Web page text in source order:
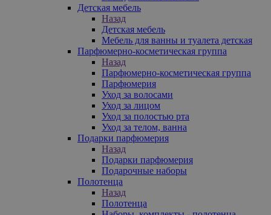
Детская мебель
Назад
Детская мебель
Мебель для ванны и туалета детская
Парфюмерно-косметическая группа
Назад
Парфюмерно-косметическая группа
Парфюмерия
Уход за волосами
Уход за лицом
Уход за полостью рта
Уход за телом, ванна
Подарки парфюмерия
Назад
Подарки парфюмерия
Подарочные наборы
Полотенца
Назад
Полотенца